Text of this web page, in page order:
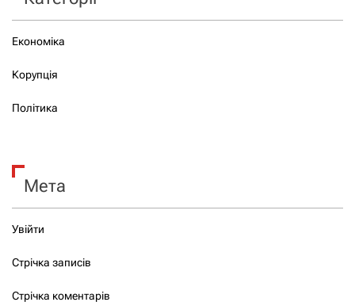
Економіка
Корупція
Політика
Мета
Увійти
Стрічка записів
Стрічка коментарів